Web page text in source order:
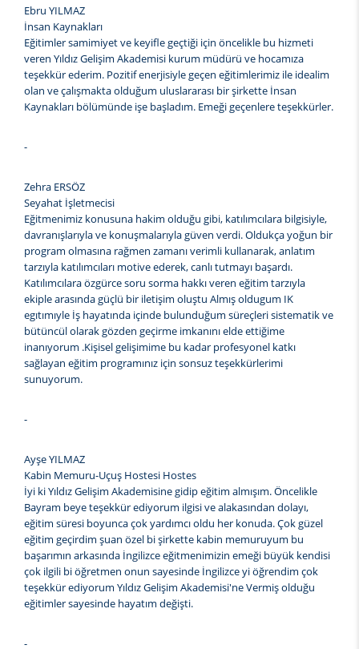
Ebru YILMAZ
İnsan Kaynakları
Eğitimler samimiyet ve keyifle geçtiği için öncelikle bu hizmeti
veren Yıldız Gelişim Akademisi kurum müdürü ve hocamıza
teşekkür ederim. Pozitif enerjisiyle geçen eğitimlerimiz ile idealim
olan ve çalışmakta olduğum uluslararası bir şirkette İnsan
Kaynakları bölümünde işe başladım. Emeği geçenlere teşekkürler.
-
Zehra ERSÖZ
Seyahat İşletmecisi
Eğitmenimiz konusuna hakim olduğu gibi, katılımcılara bilgisiyle,
davranışlarıyla ve konuşmalarıyla güven verdi. Oldukça yoğun bir
program olmasına rağmen zamanı verimli kullanarak, anlatım
tarzıyla katılımcıları motive ederek, canlı tutmayı başardı.
Katılımcılara özgürce soru sorma hakkı veren eğitim tarzıyla
ekiple arasında güçlü bir iletişim oluştu Almış oldugum IK
egıtımıyle İş hayatında içinde bulunduğum süreçleri sistematik ve
bütüncül olarak gözden geçirme imkanını elde ettiğime
inanıyorum .Kişisel gelişimime bu kadar profesyonel katkı
sağlayan eğitim programınız için sonsuz teşekkürlerimi
sunuyorum.
-
Ayşe YILMAZ
Kabin Memuru-Uçuş Hostesi Hostes
İyi ki Yıldız Gelişim Akademisine gidip eğitim almışım. Öncelikle
Bayram beye teşekkür ediyorum ilgisi ve alakasından dolayı,
eğitim süresi boyunca çok yardımcı oldu her konuda. Çok güzel
eğitim geçirdim şuan özel bi şirkette kabin memuruyum bu
başarımın arkasında İngilizce eğitmenimizin emeği büyük kendisi
çok ilgili bi öğretmen onun sayesinde İngilizce yi öğrendim çok
teşekkür ediyorum Yıldız Gelişim Akademisi'ne Vermiş olduğu
eğitimler sayesinde hayatım değişti.
-